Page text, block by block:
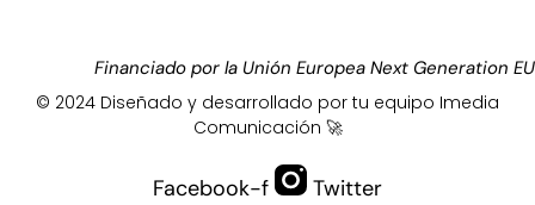
Financiado por la Unión Europea Next Generation EU
© 2024 Diseñado y desarrollado por tu equipo Imedia
Comunicación 🚀
Facebook-f Twitter